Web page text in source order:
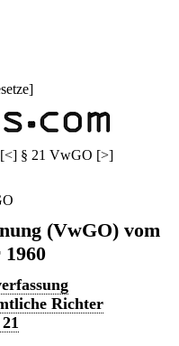
]
[<] § 21 VwGO [>]
(VwGO) vom
Richter